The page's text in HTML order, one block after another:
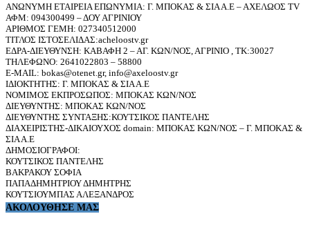
ΑΝΩΝΥΜΗ ΕΤΑΙΡΕΙΑ ΕΠΩΝΥΜΙΑ: Γ. ΜΠΟΚΑΣ & ΣΙΑ Α.Ε – ΑΧΕΛΩΟΣ TV
ΑΦΜ: 094300499 – ΔΟΥ ΑΓΡΙΝΙΟΥ
ΑΡΙΘΜΟΣ ΓΕΜΗ: 027340512000
ΤΙΤΛΟΣ ΙΣΤΟΣΕΛΙΔΑΣ:acheloostv.gr
ΕΔΡΑ-ΔΙΕΥΘΥΝΣΗ: ΚΑΒΑΦΗ 2 – ΑΓ. ΚΩΝ/ΝΟΣ, ΑΓΡΙΝΙΟ , ΤΚ:30027
ΤΗΛΕΦΩΝΟ: 2641022803 – 58800
E-MAIL: bokas@otenet.gr, info@axeloostv.gr
ΙΔΙΟΚΤΗΤΗΣ: Γ. ΜΠΟΚΑΣ & ΣΙΑ Α.Ε
ΝΟΜΙΜΟΣ ΕΚΠΡΟΣΩΠΟΣ: ΜΠΟΚΑΣ ΚΩΝ/ΝΟΣ
ΔΙΕΥΘΥΝΤΗΣ: ΜΠΟΚΑΣ ΚΩΝ/ΝΟΣ
ΔΙΕΥΘΥΝΤΗΣ ΣΥΝΤΑΞΗΣ:ΚΟΥΤΣΙΚΟΣ ΠΑΝΤΕΛΗΣ
ΔΙΑΧΕΙΡΙΣΤΗΣ-ΔΙΚΑΙΟΥΧΟΣ domain: ΜΠΟΚΑΣ ΚΩΝ/ΝΟΣ – Γ. ΜΠΟΚΑΣ &
ΣΙΑ Α.Ε
ΔΗΜΟΣΙΟΓΡΑΦΟΙ:
ΚΟΥΤΣΙΚΟΣ ΠΑΝΤΕΛΗΣ
ΒΑΚΡΑΚΟΥ ΣΟΦΙΑ
ΠΑΠΑΔΗΜΗΤΡΙΟΥ ΔΗΜΗΤΡΗΣ
ΚΟΥΤΣΙΟΥΜΠΑΣ ΑΛΕΞΑΝΔΡΟΣ
ΑΚΟΛΟΥΘΗΣΕ ΜΑΣ